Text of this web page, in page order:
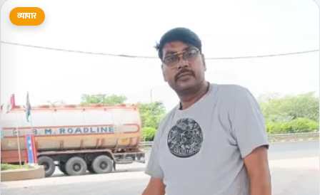
व्यापार